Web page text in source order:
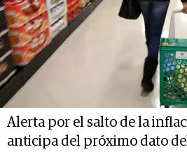
Alerta por el salto de la
anticipa del próximo dato